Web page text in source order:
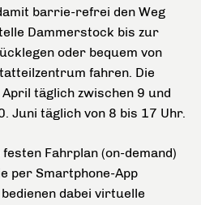
barrie-refrei den Weg
Dammerstock bis zur
oder bequem von
fahren. Die
täglich zwischen 9 und
Juni täglich von 8 bis 17 Uhr.
Fahrplan (on-demand)
per Smartphone-App
dabei virtuelle